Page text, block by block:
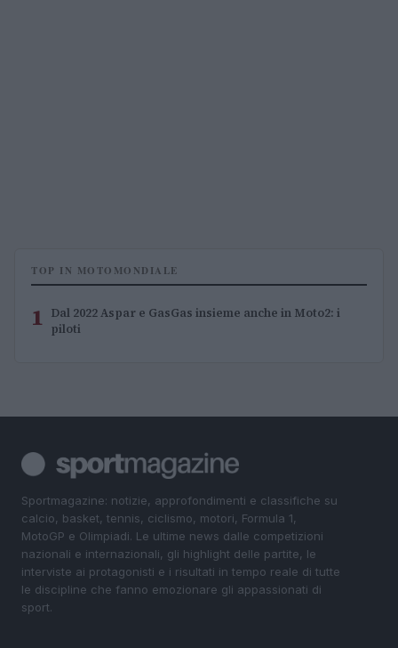
TOP IN MOTOMONDIALE
1 Dal 2022 Aspar e GasGas insieme anche in Moto2: i
piloti
Sportmagazine: notizie, approfondimenti e classifiche su
calcio, basket, tennis, ciclismo, motori, Formula 1,
MotoGP e Olimpiadi. Le ultime news dalle competizioni
nazionali e internazionali, gli highlight delle partite, le
interviste ai protagonisti e i risultati in tempo reale di tutte
le discipline che fanno emozionare gli appassionati di
sport.